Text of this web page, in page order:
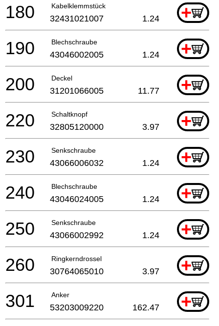
Kabelklemmstück +
180 32431021007 1.24
Blechschraube +
190 43046002005 1.24
Deckel +
200 31201066005 11.77
Schaltknopf +
220 32805120000 3.97
Senkschraube +
230 43066006032 1.24
Blechschraube +
240 43046024005 1.24
Senkschraube +
250 43066002992 1.24
Ringkerndrossel +
260 30764065010 3.97
Anker +
301 53203009220 162.47